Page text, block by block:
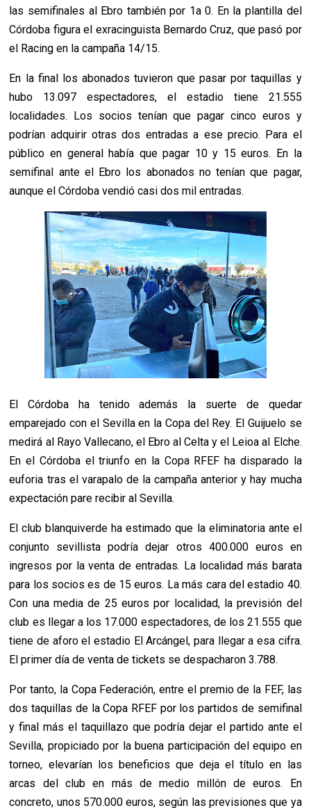
las semifinales al Ebro también por 1a 0. En la plantilla del
Córdoba figura el exracinguista Bernardo Cruz, que pasó por
el Racing en la campaña 14/15.
En la final los abonados tuvieron que pasar por taquillas y
hubo 13.097 espectadores, el estadio tiene 21.555
localidades. Los socios tenían que pagar cinco euros y
podrían adquirir otras dos entradas a ese precio. Para el
público en general había que pagar 10 y 15 euros. En la
semifinal ante el Ebro los abonados no tenían que pagar,
aunque el Córdoba vendió casi dos mil entradas.
El Córdoba ha tenido además la suerte de quedar
emparejado con el Sevilla en la Copa del Rey. El Guijuelo se
medirá al Rayo Vallecano, el Ebro al Celta y el Leioa al Elche.
En el Córdoba el triunfo en la Copa RFEF ha disparado la
euforia tras el varapalo de la campaña anterior y hay mucha
expectación pare recibir al Sevilla.
El club blanquiverde ha estimado que la eliminatoria ante el
conjunto sevillista podría dejar otros 400.000 euros en
ingresos por la venta de entradas. La localidad más barata
para los socios es de 15 euros. La más cara del estadio 40.
Con una media de 25 euros por localidad, la previsión del
club es llegar a los 17.000 espectadores, de los 21.555 que
tiene de aforo el estadio El Arcángel, para llegar a esa cifra.
El primer día de venta de tickets se despacharon 3.788.
Por tanto, la Copa Federación, entre el premio de la FEF, las
dos taquillas de la Copa RFEF por los partidos de semifinal
y final más el taquillazo que podría dejar el partido ante el
Sevilla, propiciado por la buena participación del equipo en
torneo, elevarían los beneficios que deja el título en las
arcas del club en más de medio millón de euros. En
concreto, unos 570.000 euros, según las previsiones que ya